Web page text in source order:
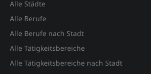
Alle Städte
Alle Berufe
Alle Berufe nach Stadt
Alle Tätigkeitsbereiche
Alle Tätigkeitsbereiche nach Stadt